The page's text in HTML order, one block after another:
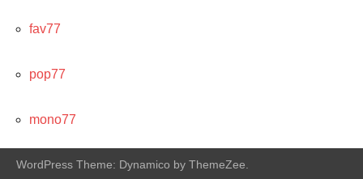
fav77
pop77
mono77
WordPress Theme: Dynamico by ThemeZee.